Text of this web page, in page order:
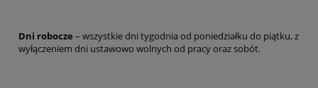
Dni robocze – wszystkie dni tygodnia od poniedziałku do piątku, z
wyłączeniem dni ustawowo wolnych od pracy oraz sobót.